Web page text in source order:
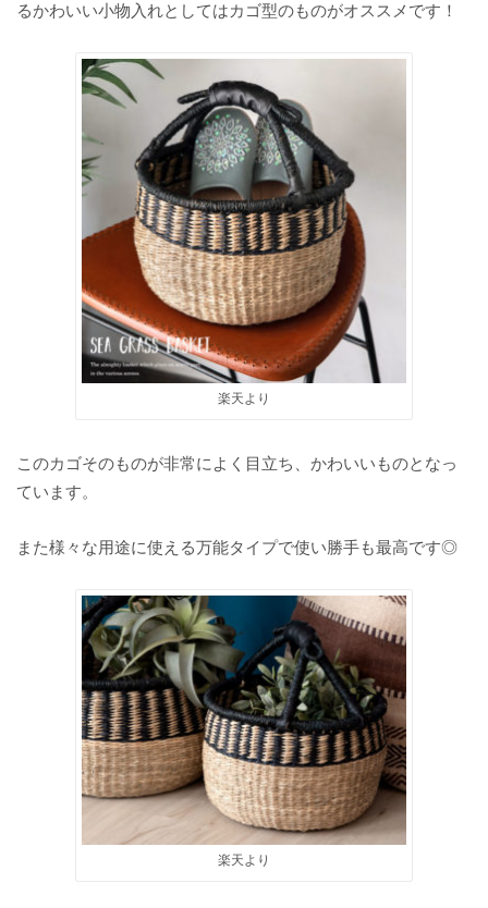
るかわいい小物入れとしてはカゴ型のものがオススメです！
楽天より
このカゴそのものが非常によく目立ち、かわいいものとなっ
ています。
また様々な用途に使える万能タイプで使い勝手も最高です◎
楽天より